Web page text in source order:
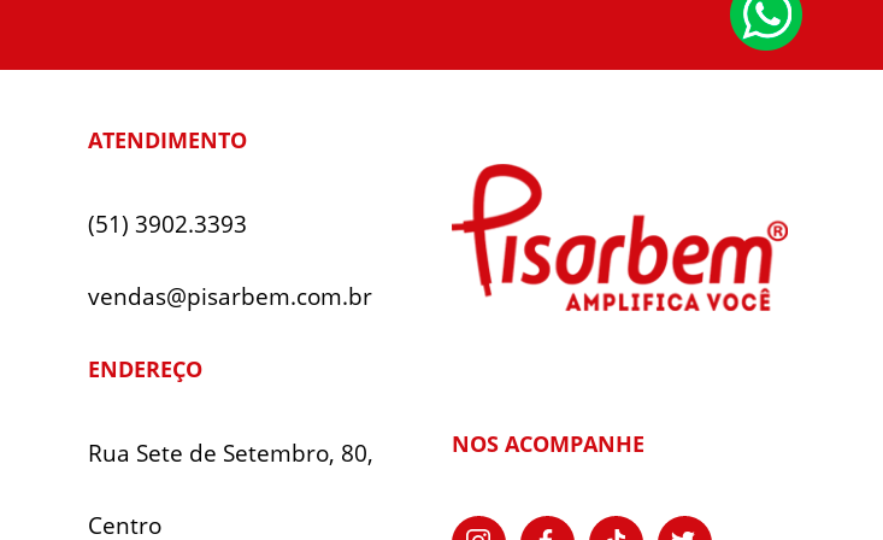
ATENDIMENTO
(51) 3902.3393
vendas@pisarbem.com.br
ENDEREÇO
Rua Sete de Setembro, 80,
Centro
NOS ACOMPANHE